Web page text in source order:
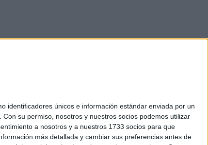
identificadores únicos e información estándar enviada por un
Con su permiso, nosotros y nuestros socios podemos utilizar
a nosotros y a nuestros 1733 socios para que
más detallada y cambiar sus preferencias antes de